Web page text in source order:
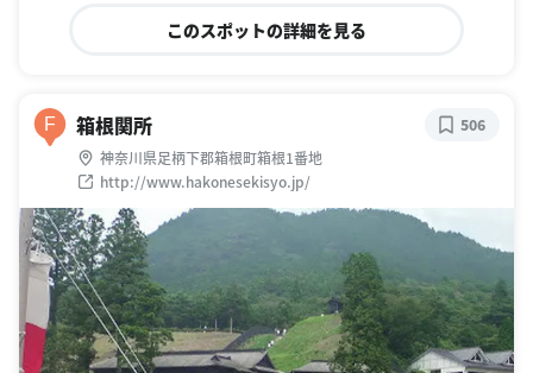
このスポットの詳細を見る
F 箱根関所
神奈川県足柄下郡箱根町箱根1番地
http://www.hakonesekisyo.jp/
506